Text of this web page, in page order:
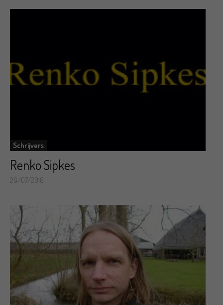
Schrijvers
Renko Sipkes
26/07/2018